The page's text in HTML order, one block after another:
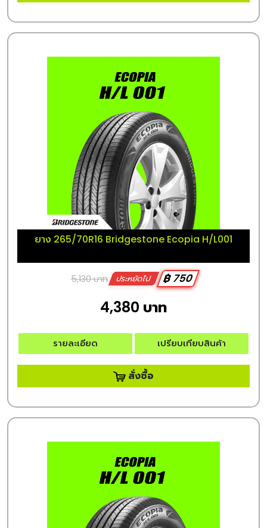
ยาง 265/70R16 Bridgestone Ecopia H/L001
5,130 บาท ประหยัดไป ฿ 750
4,380 บาท
รายละเอียด เปรียบเทียบสินค้า
สั่งซื้อ